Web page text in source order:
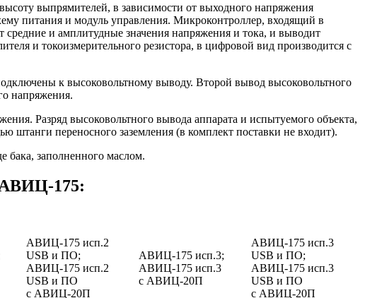
выпрямителей, в зависимости от выходного напряжения
питания и модуль управления. Микроконтроллер, входящий в
и амплитудные значения напряжения и тока, и выводит
и токоизмерительного резистора, в цифровой вид производится с
к высоковольтному выводу. Второй вывод высоковольтного
напряжения.
Разряд высоковольтного вывода аппарата и испытуемого объекта,
штанги переносного заземления (в комплект поставки не входит).
бака, заполненного маслом.
АВИЦ-175:
АВИЦ-175 исп.2
USB и ПО;
АВИЦ-175 исп.2
USB и ПО
c АВИЦ-20П
АВИЦ-175 исп.3;
АВИЦ-175 исп.3
c АВИЦ-20П
АВИЦ-175 исп.3
USB и ПО;
АВИЦ-175 исп.3
USB и ПО
c АВИЦ-20П